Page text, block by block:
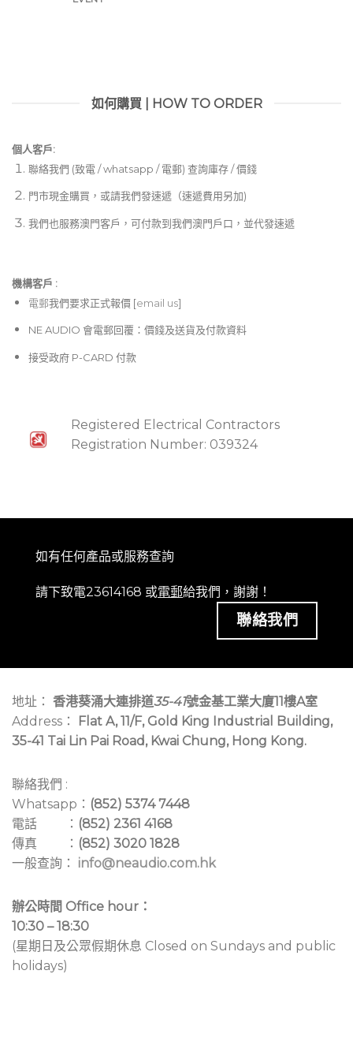
如何購買 | HOW TO ORDER
個人客戶:
聯絡我們 (致電 / whatsapp / 電郵) 查詢庫存 / 價錢
門市現金購買，或請我們發速遞（速遞費用另加)
我們也服務澳門客戶，可付款到我們澳門戶口，並代發速遞
機構客戶 :​
電郵我們要求正式報價 [email us]
NE AUDIO 會電郵回覆：價錢及送貨及付款資料
接受政府 P-CARD 付款
Registered Electrical Contractors
Registration Number: 039324
如有任何產品或服務查詢
請下致電23614168 或電郵給我們，謝謝！
聯絡我們
地址： 香港葵涌大連排道35-41號金基工業大廈11樓A室
Address：
Flat A, 11/F, Gold King Industrial Building,
35-41 Tai Lin Pai Road, Kwai Chung, Hong Kong.
聯絡我們 :
Whatsapp： (852) 5374 7448
電話 ： (852) 2361 4168
傳真 ： (852) 3020 1828
一般查詢： info@neaudio.com.hk
辦公時間 Office hour：
10:30 – 18:30
(星期日及公眾假期休息 Closed on Sundays and public
holidays)